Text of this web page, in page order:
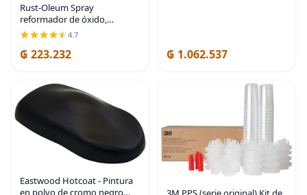
Rust-Oleum Spray
reformador de óxido,
convierte instantáneamente
el óxido en una superficie
pintable protegida, no
4.7
₲ 223.232 ₲ 1.062.537
Eastwood Hotcoat - Pintura
en polvo de cromo negro